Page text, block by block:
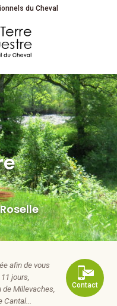
Genest-sur-Roselle en
du Cheval
Contact
afin de vous
jours,
Millevaches,